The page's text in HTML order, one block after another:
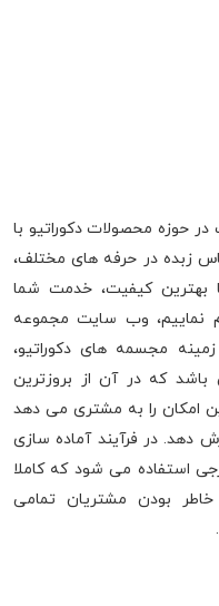
فعالیت در حوزه محصولات دکوراتیو با
زبده در حرفه های مختلف،
بهترین کیفیت، خدمت شما
نماییم، وب سایت مجموعه
مجسمه های دکوراتیو،
که در آن از بروزترین
امکان را به مشتری می دهد
دهد. در فرآیند آماده سازی
استفاده می شود که کاملا
بودن مشتریان تمامی